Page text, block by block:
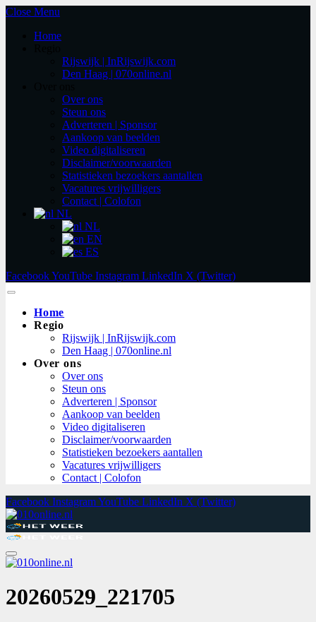
Close Menu
Home
Rijswijk | InRijswijk.com
Den Haag | 070online.nl
Over ons
Steun ons
Adverteren | Sponsor
Aankoop van beelden
Video digitaliseren
Disclaimer/voorwaarden
Statistieken bezoekers aantallen
Vacatures vrijwilligers
Contact | Colofon
NL
NL
EN
ES
FacebookYouTube Instagram LinkedIn X (Twitter)
Home
Regio
Rijswijk | InRijswijk.com
Den Haag | 070online.nl
Over ons
Over ons
Steun ons
Adverteren | Sponsor
Aankoop van beelden
Video digitaliseren
Disclaimer/voorwaarden
Statistieken bezoekers aantallen
Vacatures vrijwilligers
Contact | Colofon
Facebook InstagramYouTube LinkedIn X (Twitter)
20260529_221705